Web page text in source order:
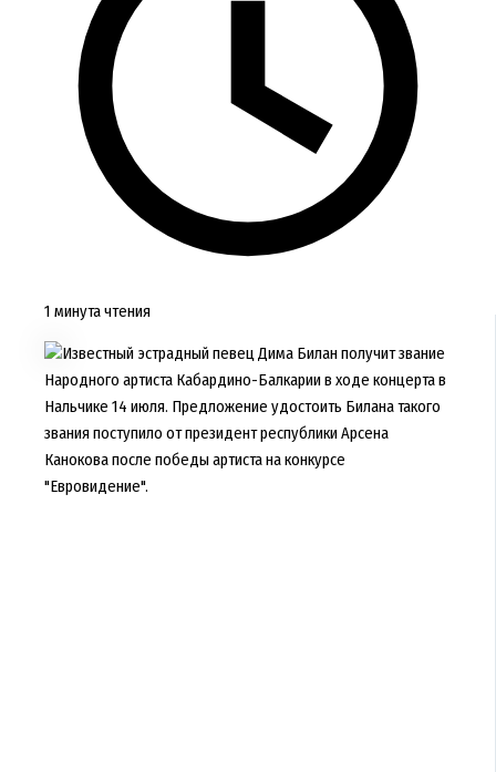
1 минута чтения
Известный эстрадный певец Дима Билан получит звание
Народного артиста Кабардино-Балкарии в ходе концерта в
Нальчике 14 июля. Предложение удостоить Билана такого
звания поступило от президент республики Арсена
Канокова после победы артиста на конкурсе
"Евровидение".